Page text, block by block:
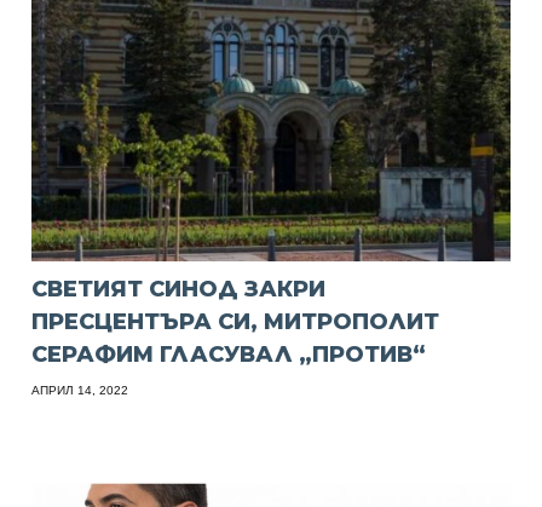
СВЕТИЯТ СИНОД ЗАКРИ
ПРЕСЦЕНТЪРА СИ, МИТРОПОЛИТ
СЕРАФИМ ГЛАСУВАЛ „ПРОТИВ“
АПРИЛ 14, 2022